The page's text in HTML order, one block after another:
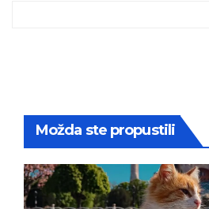
Možda ste propustili